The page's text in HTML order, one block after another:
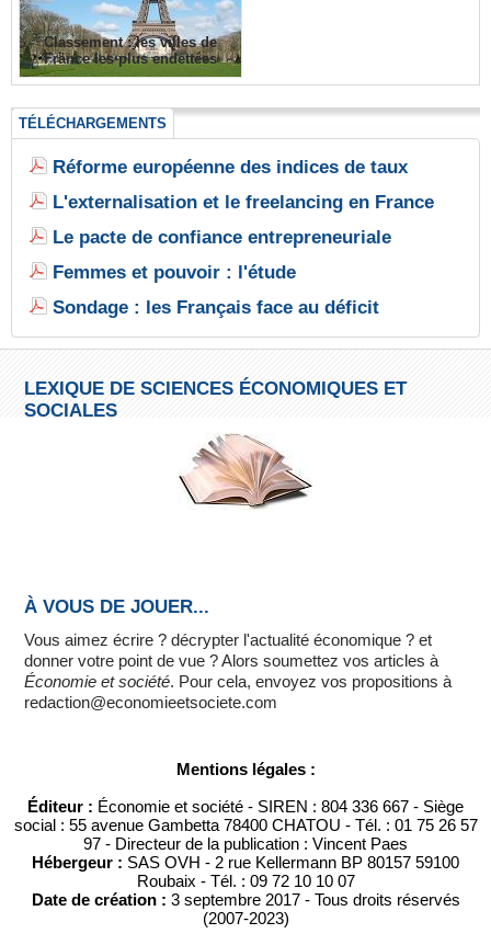
Classement : les villes de
France les plus endettées
TÉLÉCHARGEMENTS
Réforme européenne des indices de taux
L'externalisation et le freelancing en France
Le pacte de confiance entrepreneuriale
Femmes et pouvoir : l'étude
Sondage : les Français face au déficit
LEXIQUE DE SCIENCES ÉCONOMIQUES ET
SOCIALES
À VOUS DE JOUER...
Vous aimez écrire ? décrypter l'actualité économique ? et
donner votre point de vue ? Alors soumettez vos articles à
Économie et société. Pour cela, envoyez vos propositions à
redaction@economieetsociete.com
Mentions légales :
Éditeur : Économie et société - SIREN : 804 336 667 - Siège
social : 55 avenue Gambetta 78400 CHATOU - Tél. : 01 75 26 57
97 - Directeur de la publication : Vincent Paes
Hébergeur : SAS OVH - 2 rue Kellermann BP 80157 59100
Roubaix - Tél. : 09 72 10 10 07
Date de création : 3 septembre 2017 - Tous droits réservés
(2007-2023)